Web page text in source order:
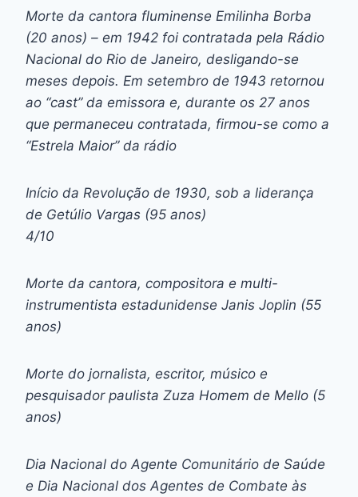
Morte da cantora fluminense Emilinha Borba
(20 anos) – em 1942 foi contratada pela Rádio
Nacional do Rio de Janeiro, desligando-se
meses depois. Em setembro de 1943 retornou
ao “cast” da emissora e, durante os 27 anos
que permaneceu contratada, firmou-se como a
“Estrela Maior” da rádio
Início da Revolução de 1930, sob a liderança
de Getúlio Vargas (95 anos)
4/10
Morte da cantora, compositora e multi-
instrumentista estadunidense Janis Joplin (55
anos)
Morte do jornalista, escritor, músico e
pesquisador paulista Zuza Homem de Mello (5
anos)
Dia Nacional do Agente Comunitário de Saúde
e Dia Nacional dos Agentes de Combate às